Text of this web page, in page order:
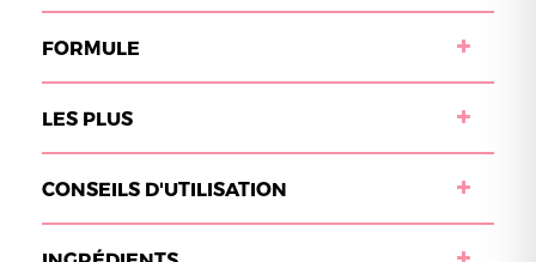
FORMULE
LES PLUS
CONSEILS D'UTILISATION